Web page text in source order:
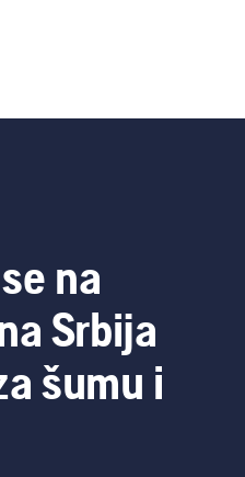
na
Srbija
šumu i